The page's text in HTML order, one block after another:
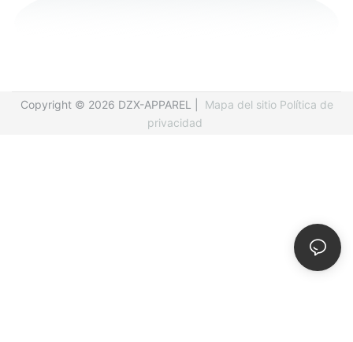
Copyright © 2026 DZX-APPAREL | Mapa del sitio Política de
privacidad